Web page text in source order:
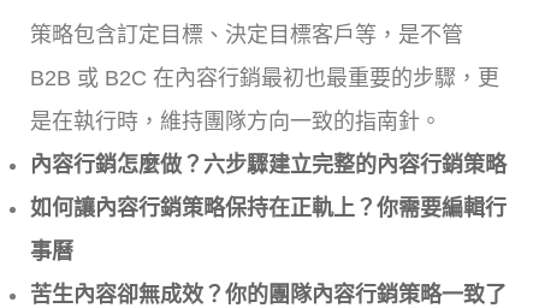
策略包含訂定目標、決定目標客戶等，是不管
B2B 或 B2C 在內容行銷最初也最重要的步驟，更
是在執行時，維持團隊方向一致的指南針。
內容行銷怎麼做？六步驟建立完整的內容行銷策略
如何讓內容行銷策略保持在正軌上？你需要編輯行
事曆
苦生內容卻無成效？你的團隊內容行銷策略一致了